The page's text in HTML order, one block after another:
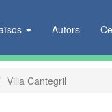
Autors
Villa Cantegril